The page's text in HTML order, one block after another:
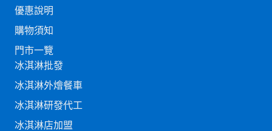
優惠說明
購物須知
門市一覽
冰淇淋批發
冰淇淋外燴餐車
冰淇淋研發代工
冰淇淋店加盟